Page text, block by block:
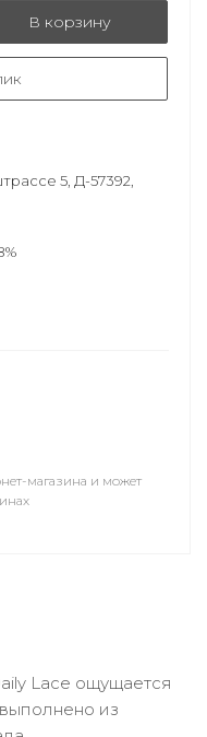
В корзину
5, Д-57392,
магазина и может
Lace ощущается
из